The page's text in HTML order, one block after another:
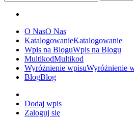
O NasO Nas
KatalogowanieKatalogowanie
Wpis na BloguWpis na Blogu
MultikodMultikod
Wyróżnienie wpisuWyróżnienie
BlogBlog
Dodaj wpis
Zaloguj się